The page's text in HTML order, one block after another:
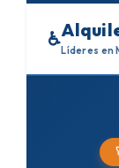
♿
Líderes en